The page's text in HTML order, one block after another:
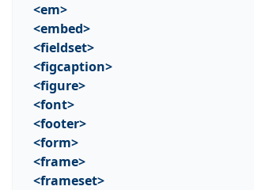
<em>
<embed>
<fieldset>
<figcaption>
<figure>
<font>
<footer>
<form>
<frame>
<frameset>